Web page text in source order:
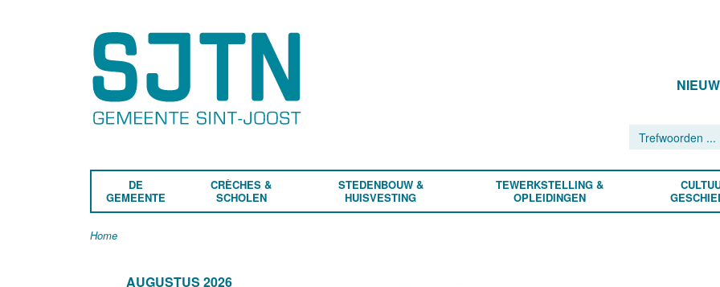
DE
GEMEENTE
CRÈCHES &
SCHOLEN
STEDENBOUW &
HUISVESTING
TEWERKSTELLING &
OPLEIDINGEN
Home
AUGUSTUS 2026